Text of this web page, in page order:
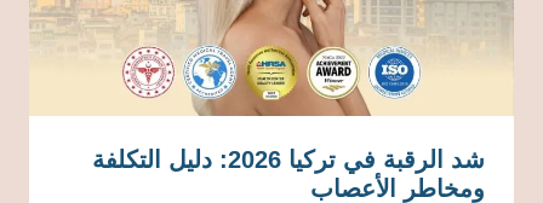
شد الرقبة في تركيا 2026: دليل التكلفة
ومخاطر الأعصاب